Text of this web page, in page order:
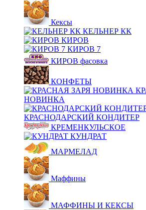
Кексы
КЕЛЬНЕР КК
КИРОВ
КИРОВ 7
КИРОВ фасовка
КОНФЕТЫ
НОВИНКА
КРАСНОДАРСКИЙ КОНДИТЕР
КРЕМЕНКУЛЬСКОЕ
КУНДРАТ
МАРМЕЛАД
Маффины
МАФФИНЫ И КЕКСЫ